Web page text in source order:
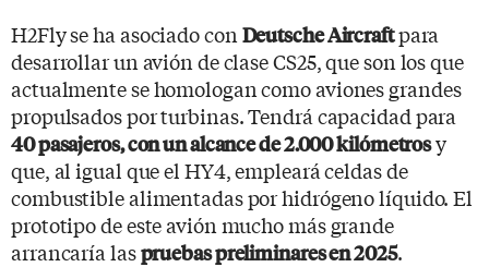
H2Fly se ha asociado con Deutsche Aircraftpara
desarrollar un avión de clase CS25, que son los que
actualmente se homologan como aviones grandes
propulsados por turbinas. Tendrá capacidad para
40 pasajeros, con un alcance de 2.000 kilómetrosy
que, al igual que el HY4, empleará celdas de
combustible alimentadas por hidrógeno líquido. El
prototipo de este avión mucho más grande
arrancaría laspruebas preliminares en 2025.